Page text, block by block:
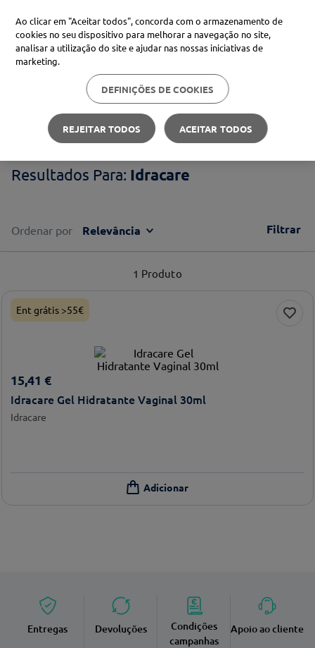
Procure no Marketplace Médis
Pesquisas mais comuns
xiaomi
3º uriage
Idracare
Idracare
Ordenar por Relevância Filtrar
1 Produto
Ent grátis >55€
15,41 €
Idracare Gel Hidratante Vaginal 30ml
Idracare
Entregas Devoluções
Condições
campanhas
Apoio ao cliente
Ao clicar em "Aceitar todos", concorda com o armazenamento de
cookies no seu dispositivo para melhorar a navegação no site,
analisar a utilização do site e ajudar nas nossas iniciativas de
marketing.
DEFINIÇÕES DE COOKIES
REJEITAR TODOS ACEITAR TODOS